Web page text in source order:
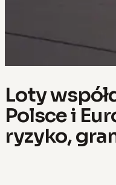
Loty
Polsce i
ryzyko,